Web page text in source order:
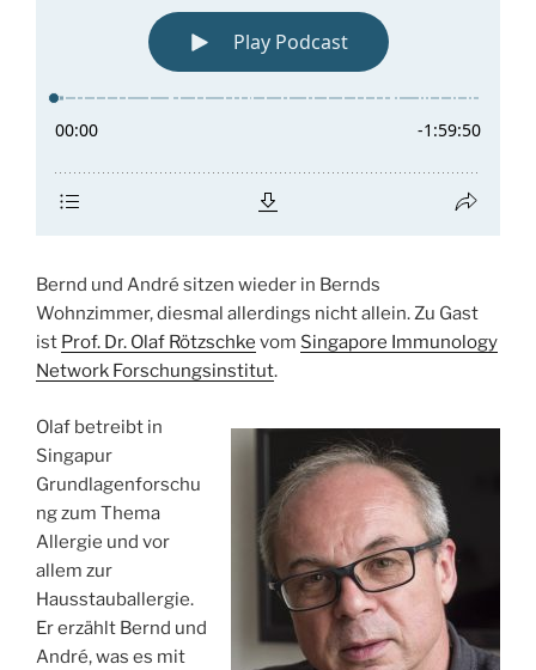
Bernd und André sitzen wieder in Bernds
Wohnzimmer, diesmal allerdings nicht allein. Zu Gast
ist Prof. Dr. Olaf Rötzschke vom Singapore Immunology
Network Forschungsinstitut.
Olaf betreibt in
Singapur
Grundlagenforschu
ng zum Thema
Allergie und vor
allem zur
Hausstauballergie.
Er erzählt Bernd und
André, was es mit